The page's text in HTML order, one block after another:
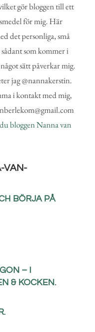
gör bloggen till ett
för mig. Här
det personliga, små
som kommer i
sätt påverkar mig.
jag @nannakerstin.
i kontakt med mig,
bloggen Nanna van
VAN-
BÖRJA PÅ
– I
& KOCKEN.